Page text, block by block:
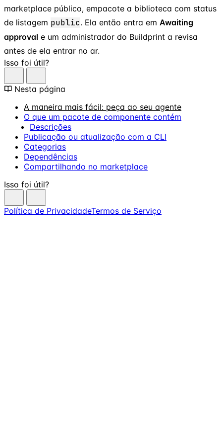
marketplace público, empacote a biblioteca com status
de listagem public. Ela então entra em Awaiting
approval e um administrador do Buildprint a revisa
antes de ela entrar no ar.
Isso foi útil?
Nesta página
A maneira mais fácil: peça ao seu agente
O que um pacote de componente contém
Descrições
Publicação ou atualização com a CLI
Categorias
Dependências
Compartilhando no marketplace
Isso foi útil?
Política de PrivacidadeTermos de Serviço